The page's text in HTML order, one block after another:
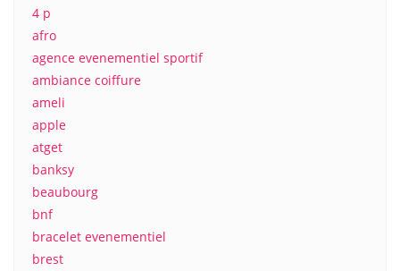
4 p
afro
agence evenementiel sportif
ambiance coiffure
ameli
apple
atget
banksy
beaubourg
bnf
bracelet evenementiel
brest